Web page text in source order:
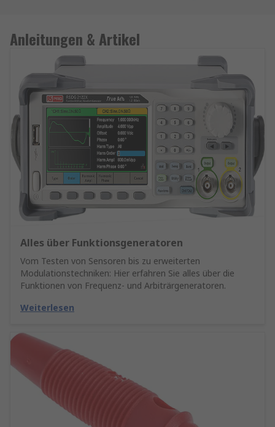
Anleitungen & Artikel
Alles über Funktionsgeneratoren
Vom Testen von Sensoren bis zu erweiterten
Modulationstechniken: Hier erfahren Sie alles über die
Funktionen von Frequenz- und Arbiträrgeneratoren.
Weiterlesen